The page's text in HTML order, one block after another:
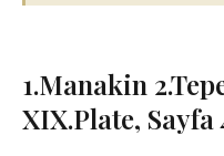
1.Manakin
XIX.Plate, Sayfa